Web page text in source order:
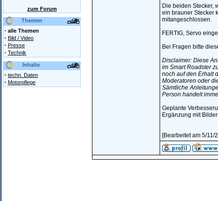
zum Forum
Themen
· alle Themen
· Bild / Video
· Presse
· Technik
Inhalte
· techn. Daten
· Motorpflege
Die beiden Stecker,
ein brauner Stecker
mitangeschlossen.
FERTIG, Servo
Bei Fragen bitte
Disclaimer: Diese
im Smart Roadster
noch auf den Erhalt
Moderatoren oder
Sämtliche
Person handelt
Geplante
Ergänzung mit
[Bearbeitet am 5/11/